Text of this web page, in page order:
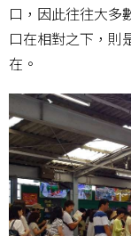
口，因此往往大多
口在相對之下，則
在。